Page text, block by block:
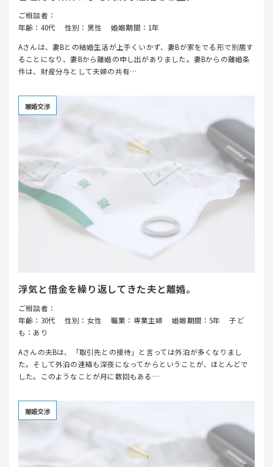
ご相談者：
年齢：40代
性別：男性
婚姻期間：1年
Aさんは、妻Bとの結婚生活が上手くいかず、妻Bが家をでる形で別居す
ることになり、妻Bから離婚の申し出がありました。妻Bからの離婚条
件は、財産分与として夫婦の共有…
離婚交渉
浮気と借金を繰り返してきた夫と離婚。
ご相談者：
年齢：30代
性別：女性 職業：専業主婦 婚姻期間：5年
子ど
も：あり
Aさんの夫Bは、「取引先との接待」と言っては外泊が多くなりまし
た。そして外泊の連絡も深夜になってからということが、ほとんどで
した。このようなことが月に数回もある…
離婚交渉